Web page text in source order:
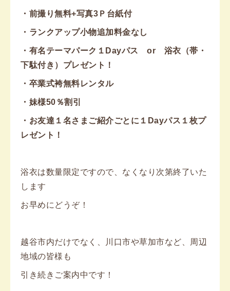
・前撮り無料+写真3Ｐ台紙付
・ランクアップ小物追加料金なし
・有名テーマパーク１Dayパス or 浴衣（帯・
下駄付き）プレゼント！
・卒業式袴無料レンタル
・妹様50％割引
・お友達１名さまご紹介ごとに１Dayパス１枚プ
レゼント！
浴衣は数量限定ですので、なくなり次第終了いた
します
お早めにどうぞ！
越谷市内だけでなく、川口市や草加市など、周辺
地域の皆様も
引き続きご案内中です！